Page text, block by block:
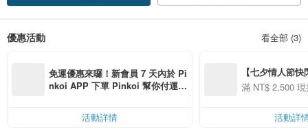
優惠活動 看全部 (3)
免運優惠來囉！新會員 7 天內於 Pi
nkoi APP 下單 Pinkoi 幫你付運
活動詳情
【七夕情人節
用 APP 購買任
00 現折 NT$100
滿 NT$ 2,500
活動詳